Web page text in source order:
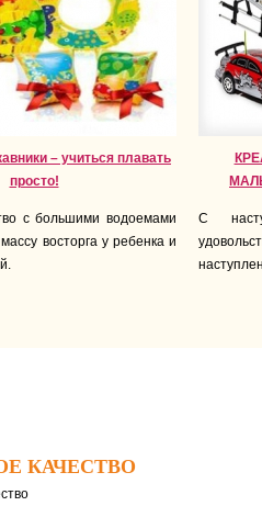
– учиться плавать
просто!
с большими водоемами
восторга у ребенка и
С
КАЧЕСТВО